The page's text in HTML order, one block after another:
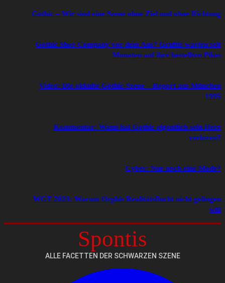
Gothic – Wir sind eine Szene ohne Ziel und ohne Richtung
Gothic Shoe Company vor dem Aus? Gruftis warten seit
Monaten auf ihre bestellten Pikes
Video: Die okkulte Gothic-Szene – Report aus München
1995
Kommentar: Wann hat Gothic eigentlich sein Herz
verloren?
Cyber: Nur noch eine Mode?
WGT 2023: Warum Orphis Realitätsflucht nicht gelingen
will
Spontis
ALLE FACETTEN DER SCHWARZEN SZENE